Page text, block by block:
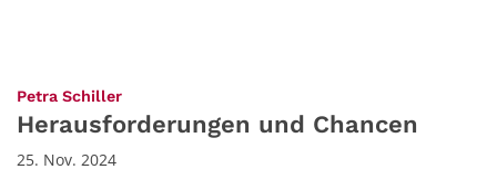
Petra Schiller:
Herausforderungen und Chancen
25. Nov. 2024